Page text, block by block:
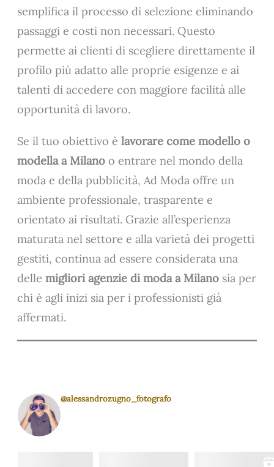
semplifica il processo di selezione eliminando
passaggi e costi non necessari. Questo
permette ai clienti di scegliere direttamente il
profilo più adatto alle proprie esigenze e ai
talenti di accedere con maggiore facilità alle
opportunità di lavoro.
Se il tuo obiettivo èlavorare come modello o
modella a Milano o entrare nel mondo della
moda e della pubblicità, Ad Moda offre un
ambiente professionale, trasparente e
orientato ai risultati. Grazie all’esperienza
maturata nel settore e alla varietà dei progetti
gestiti, continua ad essere considerata una
dellemigliori agenzie di moda a Milano sia per
chi è agli inizi sia per i professionisti già
affermati.
@alessandrozugno_fotografo